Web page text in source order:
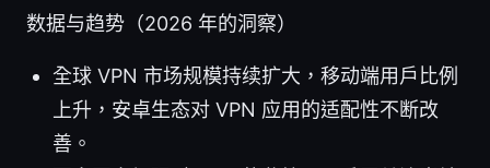
数据与趋势（2026 年的洞察）
全球 VPN 市场规模持续扩大，移动端用户比例
上升，安卓生态对 VPN 应用的适配性不断改
善。